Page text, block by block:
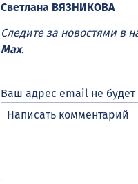
Светлана ВЯЗНИКОВА
Следите за новостями в
Max.
Ваш адрес email не будет